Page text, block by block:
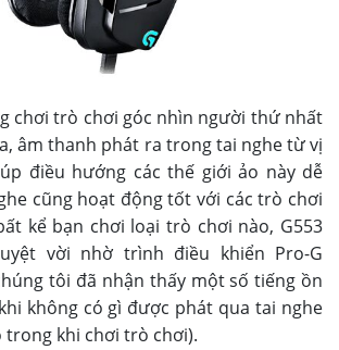
chơi trò chơi góc nhìn người thứ nhất
âm thanh phát ra trong tai nghe từ vị
điều hướng các thế giới ảo này dễ
cũng hoạt động tốt với các trò chơi
kể bạn chơi loại trò chơi nào, G553
vời nhờ trình điều khiển Pro-G
tôi đã nhận thấy một số tiếng ồn
không có gì được phát qua tai nghe
trong khi chơi trò chơi).